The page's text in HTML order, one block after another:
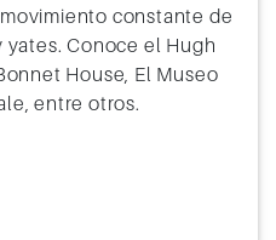
constante de
yates. Conoce el Hugh
House, El Museo
entre otros.